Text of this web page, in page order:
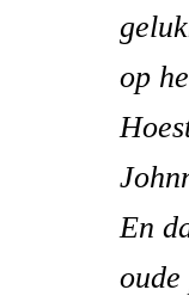
op
En